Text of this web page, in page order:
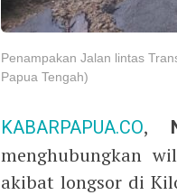
Penampakan Jalan lintas
Papua Tengah)
KABARPAPUA.CO,
menghubungkan
akibat longsor di